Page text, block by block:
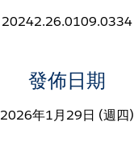
20242.26.0109.0334
發佈日期
2026年1月29日 (週四)